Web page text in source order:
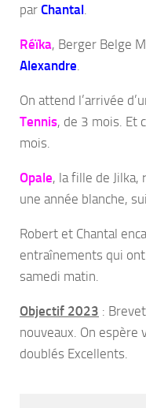
par Chantal
Réïka, Berger Belge
Alexandre
On attend l’arrivée
Tennis, de 3 mois. Et
mois.
Opale, la fille de
une année blanche,
Robert et Chantal
entraînements qui
samedi matin.
Objectif 2023 :
nouveaux. On espère
doublés Excellents.